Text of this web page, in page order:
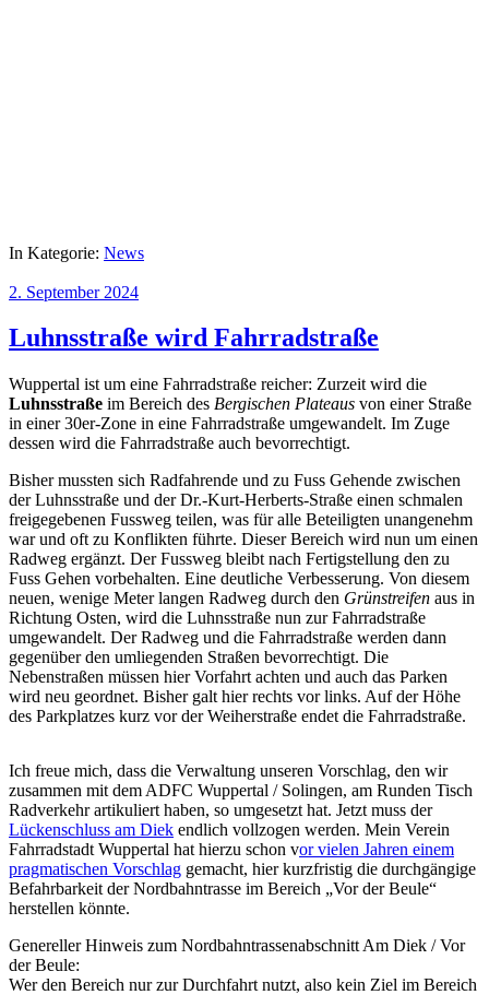
In Kategorie: News
2. September 2024
Luhnsstraße wird Fahrradstraße
Wuppertal ist um eine Fahrradstraße reicher: Zurzeit wird die
Luhnsstraße im Bereich des Bergischen Plateaus von einer Straße
in einer 30er-Zone in eine Fahrradstraße umgewandelt. Im Zuge
dessen wird die Fahrradstraße auch bevorrechtigt.
Bisher mussten sich Radfahrende und zu Fuss Gehende zwischen
der Luhnsstraße und der Dr.-Kurt-Herberts-Straße einen schmalen
freigegebenen Fussweg teilen, was für alle Beteiligten unangenehm
war und oft zu Konflikten führte. Dieser Bereich wird nun um einen
Radweg ergänzt. Der Fussweg bleibt nach Fertigstellung den zu
Fuss Gehen vorbehalten. Eine deutliche Verbesserung. Von diesem
neuen, wenige Meter langen Radweg durch den Grünstreifen aus in
Richtung Osten, wird die Luhnsstraße nun zur Fahrradstraße
umgewandelt. Der Radweg und die Fahrradstraße werden dann
gegenüber den umliegenden Straßen bevorrechtigt. Die
Nebenstraßen müssen hier Vorfahrt achten und auch das Parken
wird neu geordnet. Bisher galt hier rechts vor links. Auf der Höhe
des Parkplatzes kurz vor der Weiherstraße endet die Fahrradstraße.
Ich freue mich, dass die Verwaltung unseren Vorschlag, den wir
zusammen mit dem ADFC Wuppertal / Solingen, am Runden Tisch
Radverkehr artikuliert haben, so umgesetzt hat. Jetzt muss der
Lückenschluss am Diek endlich vollzogen werden. Mein Verein
Fahrradstadt Wuppertal hat hierzu schon vor vielen Jahren einem
pragmatischen Vorschlag gemacht, hier kurzfristig die durchgängige
Befahrbarkeit der Nordbahntrasse im Bereich „Vor der Beule“
herstellen könnte.
Genereller Hinweis zum Nordbahntrassenabschnitt Am Diek / Vor
der Beule:
Wer den Bereich nur zur Durchfahrt nutzt, also kein Ziel im Bereich